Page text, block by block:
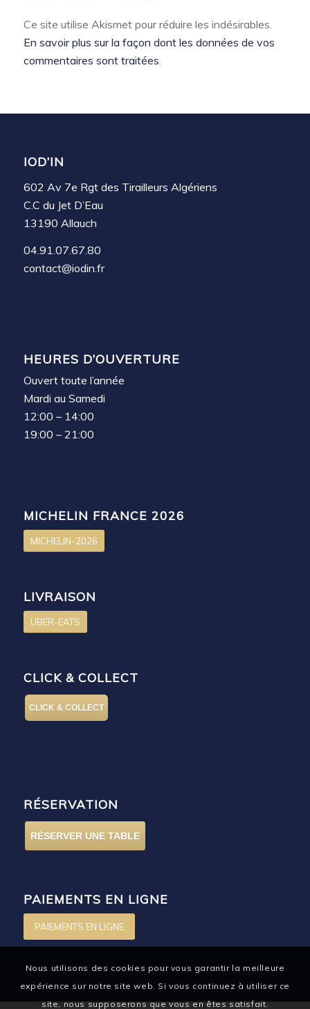
Ce site utilise Akismet pour réduire les indésirables.
En savoir plus sur la façon dont les données de vos
commentaires sont traitées.
IOD’IN
602 Av 7e Rgt des Tirailleurs Algériens
C.C du Jet D’Eau
13190 Allauch
04.91.07.67.80
contact@iodin.fr
HEURES D’OUVERTURE
Ouvert toute l’année
Mardi au Samedi
12:00 – 14:00
19:00 – 21:00
MICHELIN FRANCE 2026
MICHELIN-2026
LIVRAISON
UBER-EATS
CLICK & COLLECT
CLICK & COLLECT
RÉSERVATION
RÉSERVER UNE TABLE
PAIEMENTS EN LIGNE
PAIEMENTS EN LIGNE
Nous utilisons des cookies pour vous garantir la meilleure
expérience sur notre site web. Si vous continuez à utiliser ce
site, nous supposerons que vous en êtes satisfait.